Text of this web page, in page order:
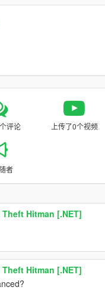
评论 上传了0个视频
者
Hitman [.NET]
Hitman [.NET]